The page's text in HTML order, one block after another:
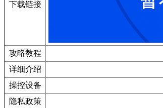
下载链接
攻略教程
详细介绍
操控设备
隐私政策